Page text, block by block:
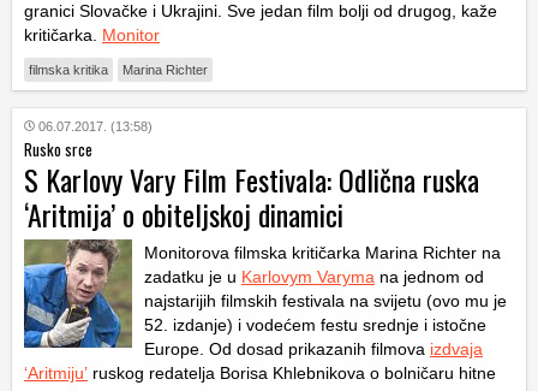
granici Slovačke i Ukrajini. Sve jedan film bolji od drugog, kaže
kritičarka. Monitor
filmska kritika Marina Richter
06.07.2017. (13:58)
Rusko srce
S Karlovy Vary Film Festivala: Odlična ruska
‘Aritmija’ o obiteljskoj dinamici
Monitorova filmska kritičarka Marina Richter na
zadatku je u Karlovym Varyma na jednom od
najstarijih filmskih festivala na svijetu (ovo mu je
52. izdanje) i vodećem festu srednje i istočne
Europe. Od dosad prikazanih filmova izdvaja
‘Aritmiju’ ruskog redatelja Borisa Khlebnikova o bolničaru hitne